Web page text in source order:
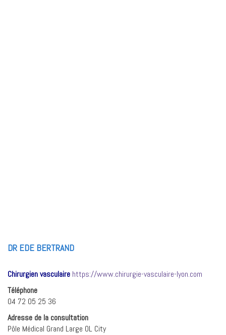
DR EDE BERTRAND
Chirurgien vasculaire https://www.chirurgie-vasculaire-lyon.com
Téléphone
04 72 05 25 36
Adresse de la consultation
Pôle Médical Grand Large OL City